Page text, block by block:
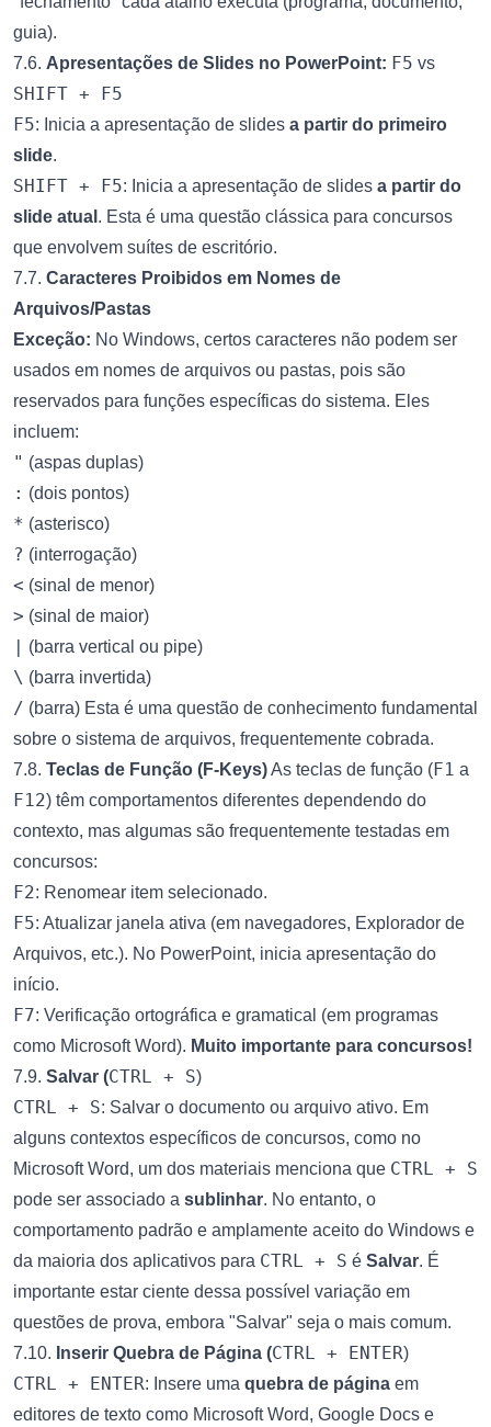
guia).
7.6. Apresentações de Slides no PowerPoint: F5 vs
SHIFT + F5
F5: Inicia a apresentação de slides a partir do primeiro
slide.
SHIFT + F5: Inicia a apresentação de slides a partir do
slide atual . Esta é uma questão clássica para concursos
que envolvem suítes de escritório.
7.7. Caracteres Proibidos em Nomes de
Arquivos/Pastas
Exceção: No Windows, certos caracteres não podem ser
usados em nomes de arquivos ou pastas, pois são
reservados para funções específicas do sistema. Eles
incluem:
" (aspas duplas)
: (dois pontos)
* (asterisco)
? (interrogação)
< (sinal de menor)
> (sinal de maior)
| (barra vertical ou pipe)
\ (barra invertida)
/ (barra) Esta é uma questão de conhecimento fundamental
sobre o sistema de arquivos, frequentemente cobrada.
7.8. Teclas de Função (F-Keys)As teclas de função (F1 a
F12) têm comportamentos diferentes dependendo do
contexto, mas algumas são frequentemente testadas em
concursos:
F2: Renomear item selecionado.
F5: Atualizar janela ativa (em navegadores, Explorador de
Arquivos, etc.). No PowerPoint, inicia apresentação do
início.
F7: Verificação ortográfica e gramatical (em programas
como Microsoft Word). Muito importante para concursos!
7.9. Salvar (CTRL + S)
CTRL + S: Salvar o documento ou arquivo ativo. Em
alguns contextos específicos de concursos, como no
Microsoft Word, um dos materiais menciona que CTRL + S
pode ser associado a sublinhar. No entanto, o
comportamento padrão e amplamente aceito do Windows e
da maioria dos aplicativos para CTRL + S é Salvar. É
importante estar ciente dessa possível variação em
questões de prova, embora "Salvar" seja o mais comum.
7.10. Inserir Quebra de Página (CTRL + ENTER)
CTRL + ENTER: Insere uma quebra de página em
editores de texto como Microsoft Word, Google Docs e